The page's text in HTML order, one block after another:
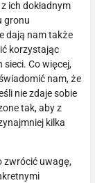
ich dokładnym
gronu
dają nam także
korzystając
sieci. Co więcej,
nam, że
nie zdaje sobie
tak, aby z
kilka
zwrócić uwagę,